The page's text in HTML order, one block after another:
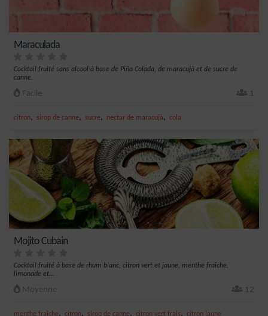
Maraculada
Cocktail fruité sans alcool à base de Piña Colada, de maracujà et de sucre de
canne.
Facile 1
citron, sirop de canne, sucre, nectar de maracujà, cola
Mojito Cubain
Cocktail fruité à base de rhum blanc, citron vert et jaune, menthe fraîche,
limonade et...
Moyenne 12
menthe fraîche, citron, sirop de canne, citron vert frais, citron jaune